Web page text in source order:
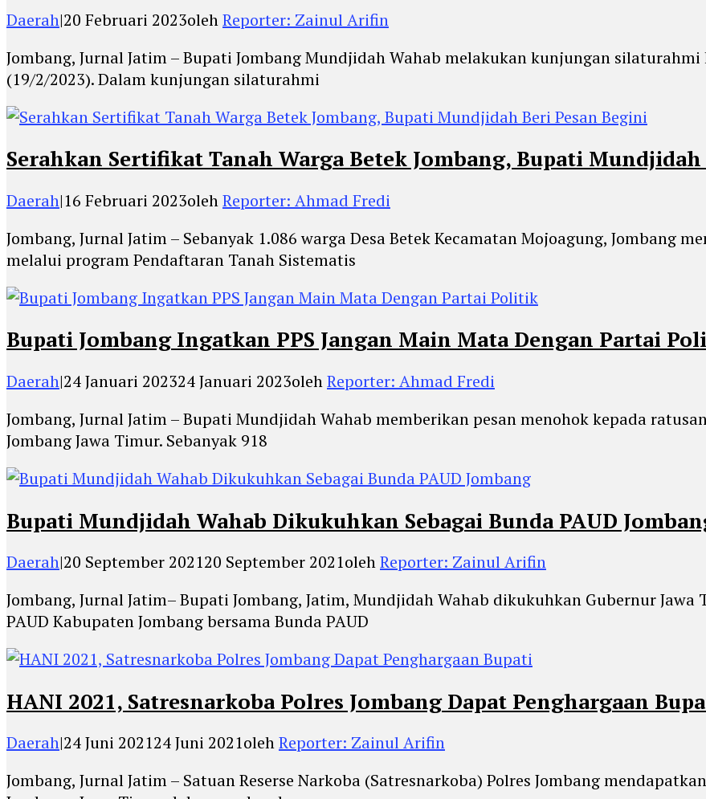
Daerah|20 Februari 2023olehReporter: Zainul Arifin
Jombang, Jurnal Jatim – Bupati Jombang Mundjidah Wahab melakukan kunjungan
(19/2/2023). Dalam kunjungan silaturahmi
Serahkan Sertifikat Tanah Warga Betek Jombang, Bupati
Daerah|16 Februari 2023olehReporter: Ahmad Fredi
Jombang, Jurnal Jatim – Sebanyak 1.086 warga Desa Betek Kecamatan Mojoagung, Jombang
melalui program Pendaftaran Tanah Sistematis
Bupati Jombang Ingatkan PPS Jangan Main Mata Dengan Partai
Daerah|24 Januari 202324 Januari 2023olehReporter: Ahmad Fredi
Jombang, Jurnal Jatim – Bupati Mundjidah Wahab memberikan pesan menohok kepada
Jombang Jawa Timur. Sebanyak 918
Bupati Mundjidah Wahab Dikukuhkan Sebagai Bunda PAUD
Daerah|20 September 202120 September 2021olehReporter: Zainul Arifin
Jombang, Jurnal Jatim– Bupati Jombang, Jatim, Mundjidah Wahab dikukuhkan Gubernur
PAUD Kabupaten Jombang bersama Bunda PAUD
HANI 2021, Satresnarkoba Polres Jombang Dapat Penghargaan
Daerah|24 Juni 202124 Juni 2021olehReporter: Zainul Arifin
Jombang, Jurnal Jatim – Satuan Reserse Narkoba (Satresnarkoba) Polres Jombang